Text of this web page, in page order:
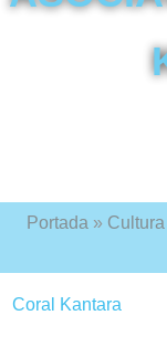
Portada » Cultura
Coral Kantara